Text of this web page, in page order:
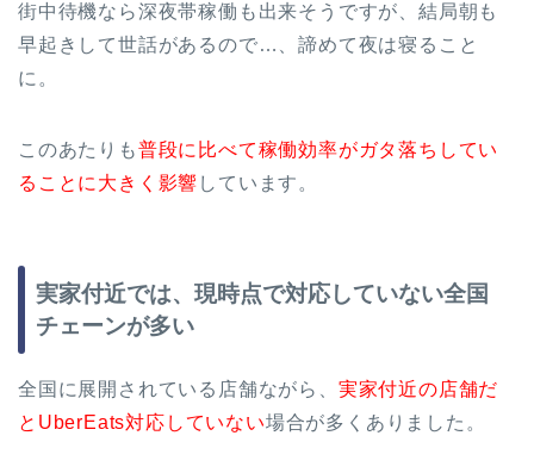
街中待機なら深夜帯稼働も出来そうですが、結局朝も
早起きして世話があるので…、諦めて夜は寝ること
に。
このあたりも普段に比べて稼働効率がガタ落ちしてい
ることに大きく影響 しています。
実家付近では、現時点で対応していない全国
チェーンが多い
全国に展開されている店舗ながら、 実家付近の店舗だ
とUberEats対応していない場合が多くありました。